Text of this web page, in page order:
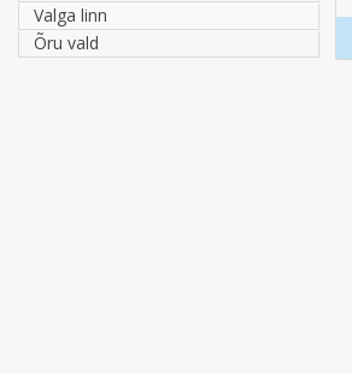
Valga linn
Õru vald